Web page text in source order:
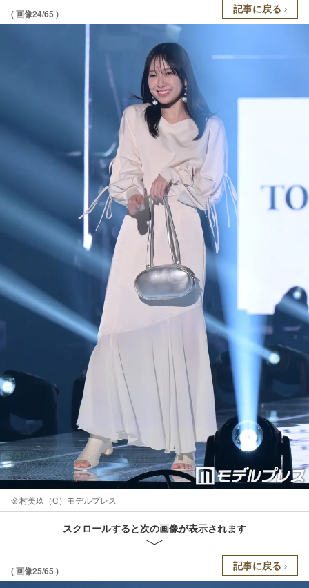
( 画像24/65 ) 記事に戻る
金村美玖（C）モデルプレス
スクロールすると次の画像が表示されます
( 画像25/65 ) 記事に戻る